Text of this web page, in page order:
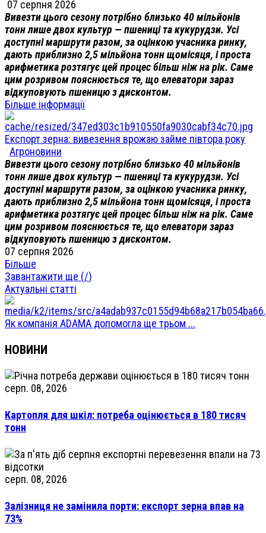
07 серпня 2026
Вивезти цього сезону потрібно близько 40 мільйонів
тонн лише двох культур — пшениці та кукурудзи. Усі
доступні маршрути разом, за оцінкою учасника ринку,
дають приблизно 2,5 мільйона тонн щомісяця, і проста
арифметика розтягує цей процес більш ніж на рік. Саме
цим розривом пояснюється те, що елеватори зараз
відкуповують пшеницю з дисконтом.
Більше інформації
Експорт зерна: вивезення врожаю займе півтора року
Агроновини
Вивезти цього сезону потрібно близько 40 мільйонів
тонн лише двох культур — пшениці та кукурудзи. Усі
доступні маршрути разом, за оцінкою учасника ринку,
дають приблизно 2,5 мільйона тонн щомісяця, і проста
арифметика розтягує цей процес більш ніж на рік. Саме
цим розривом пояснюється те, що елеватори зараз
відкуповують пшеницю з дисконтом.
07 серпня 2026
Більше
Завантажити ще (/)
Актуальні статті
Як компанія ADAMA допомогла ще трьом ...
НОВИНИ
серп. 08, 2026
Картопля для шкіл: потреба оцінюється в 180 тисяч
тонн
серп. 08, 2026
Залізниця не замінила порти: експорт зерна впав на
73%